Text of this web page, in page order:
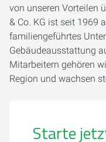
von unseren Vorteilen
& Co. KG ist seit 1969
familiengeführtes
Gebäudeausstattung
Mitarbeitern gehören
Region und wachsen
Starte